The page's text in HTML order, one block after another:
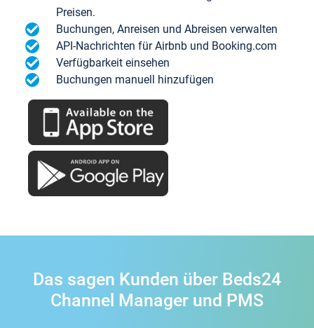
Preisen.
Buchungen, Anreisen und Abreisen verwalten
API-Nachrichten für Airbnb und Booking.com
Verfügbarkeit einsehen
Buchungen manuell hinzufügen
Das sagen Kunden über Beds24
Channel Manager und PMS